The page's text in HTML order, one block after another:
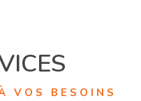
VOS BESOINS